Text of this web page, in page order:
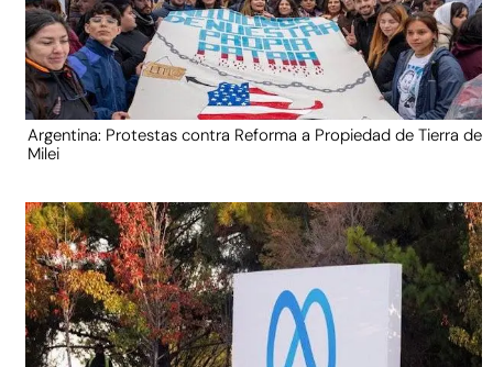
Argentina: Protestas contra Reforma a Propiedad de Tierra de
Milei